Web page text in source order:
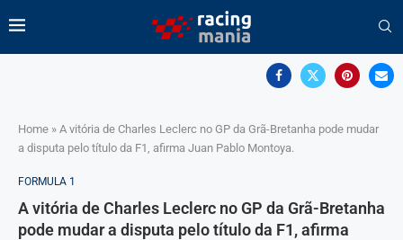
Home » A vitória de Charles Leclerc no GP da Grã-Bretanha pode mudar
a disputa pelo título da F1, afirma Juan Pablo Montoya.
FORMULA 1
A vitória de Charles Leclerc no GP da Grã-Bretanha
pode mudar a disputa pelo título da F1, afirma